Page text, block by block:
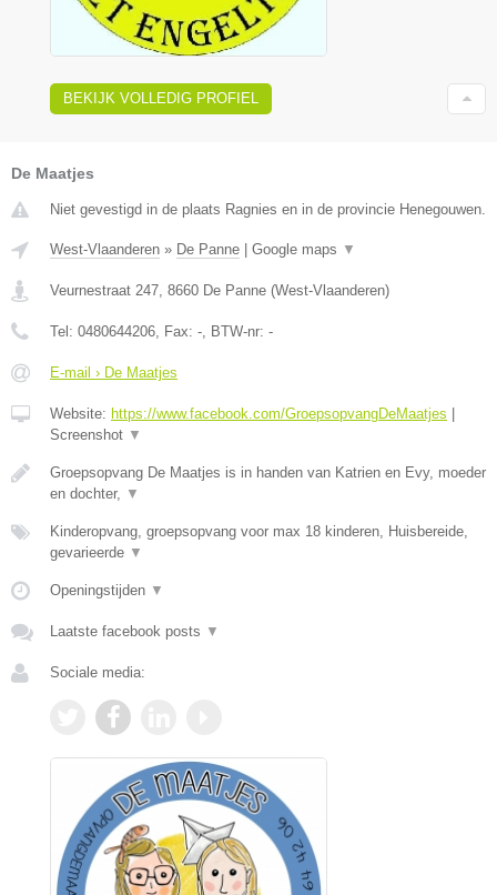
BEKIJK VOLLEDIG PROFIEL
De Maatjes
Niet gevestigd in de plaats Ragnies en in de provincie Henegouwen.
West-Vlaanderen » De Panne | Google maps ▼
Veurnestraat 247 8660 De Panne (West-Vlaanderen)
Tel: 0480644206 , Fax: - , BTW-nr: -
E-mail › De Maatjes
Website: https://www.facebook.com/GroepsopvangDeMaatjes |
Screenshot ▼
Groepsopvang De Maatjes is in handen van Katrien en Evy, moeder
en dochter,
▼
Kinderopvang, groepsopvang voor max 18 kinderen, Huisbereide,
gevarieerde ▼
Openingstijden ▼
Laatste facebook posts ▼
Sociale media: